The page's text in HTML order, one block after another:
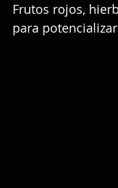
Frutos rojos,
para